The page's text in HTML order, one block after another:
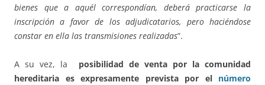
bienes que a aquél correspondían, deberá practicarse la
inscripción a favor de los adjudicatarios, pero haciéndose
constar en ella las transmisiones realizadas”.
A su vez, la
posibilidad de venta por la comunidad
hereditaria es expresamente prevista por el número